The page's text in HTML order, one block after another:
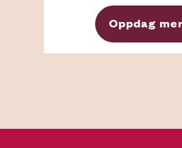
Oppdag mer